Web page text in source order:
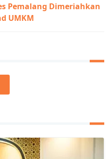
Pemalang Dimeriahkan
UMKM